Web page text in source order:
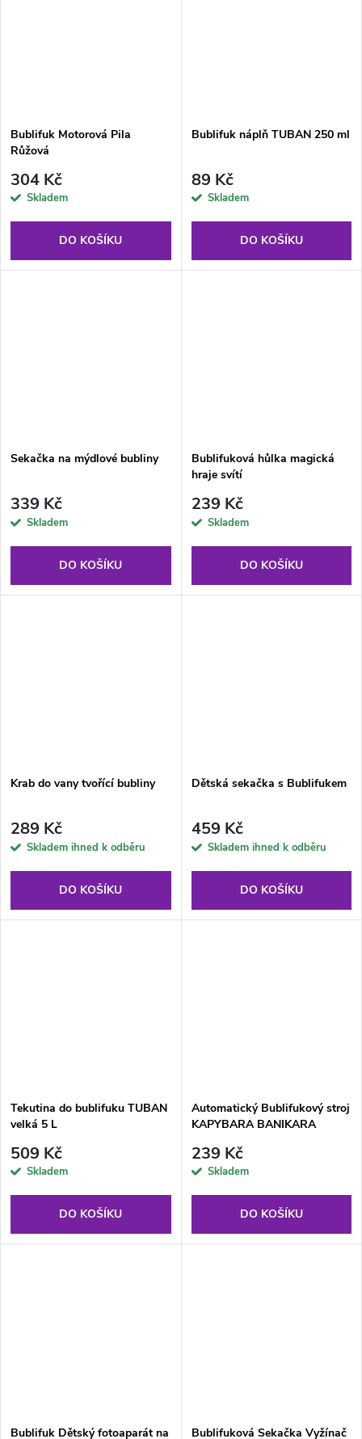
Bublifuk Motorová Pila
Růžová
304 Kč
Skladem
DO KOŠÍKU
Bublifuk náplň TUBAN 250 ml
89 Kč
Skladem
DO KOŠÍKU
Sekačka na mýdlové bubliny
339 Kč
Skladem
DO KOŠÍKU
Bublifuková hůlka magická
hraje svítí
239 Kč
Skladem
DO KOŠÍKU
Krab do vany tvořící bubliny
289 Kč
Skladem ihned k odběru
DO KOŠÍKU
Dětská sekačka s Bublifukem
459 Kč
Skladem ihned k odběru
DO KOŠÍKU
Tekutina do bublifuku TUBAN
velká 5 L
509 Kč
Skladem
DO KOŠÍKU
Automatický Bublifukový stroj
KAPYBARA BANIKARA
239 Kč
Skladem
DO KOŠÍKU
Bublifuk Dětský fotoaparát na Bublifuková Sekačka Vyžínač